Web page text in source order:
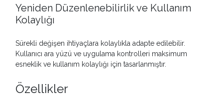
Yeniden Düzenlenebilirlik ve Kullanım
Kolaylığı
Sürekli değişen ihtiyaçlara kolaylıkla adapte edilebilir.
Kullanıcı ara yüzü ve uygulama kontrolleri maksimum
esneklik ve kullanım kolaylığı için tasarlanmıştır.
Özellikler